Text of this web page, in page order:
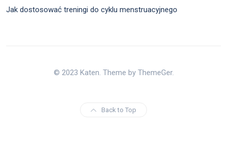
Jak dostosować treningi do cyklu menstruacyjnego
© 2023 Katen. Theme by ThemeGer.
Back to Top